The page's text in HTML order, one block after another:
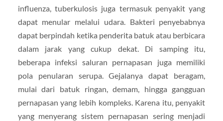
influenza, tuberkulosis juga termasuk penyakit yang
dapat menular melalui udara. Bakteri penyebabnya
dapat berpindah ketika penderita batuk atau berbicara
dalam jarak yang cukup dekat. Di samping itu,
beberapa infeksi saluran pernapasan juga memiliki
pola penularan serupa. Gejalanya dapat beragam,
mulai dari batuk ringan, demam, hingga gangguan
pernapasan yang lebih kompleks. Karena itu, penyakit
yang menyerang sistem pernapasan sering menjadi